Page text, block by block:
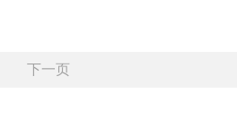
下一页